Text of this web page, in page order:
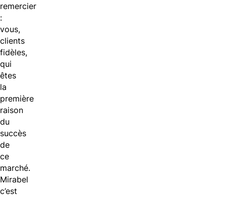
remercier
:
vous,
clients
fidèles,
qui
êtes
la
première
raison
du
succès
de
ce
marché.
Mirabel
c’est